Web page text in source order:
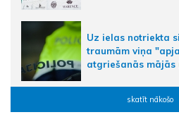
Uz ielas notriekta
traumām viņa
atgriešanās mājās
skatīt nākošo